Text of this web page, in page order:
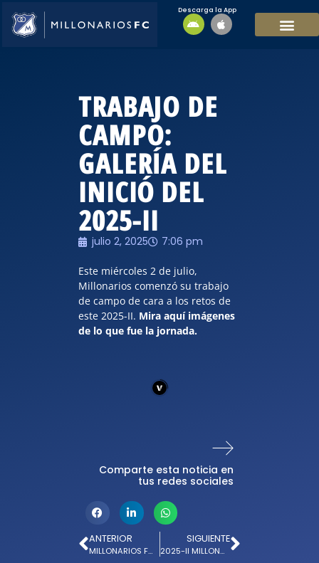
Descarga la App
TRABAJO DE
CAMPO:
GALERÍA DEL
INICIÓ DEL
2025-II
julio 2, 2025 7:06 pm
Este miércoles 2 de julio,
Millonarios comenzó su trabajo
de campo de cara a los retos de
este 2025-II. Mira aquí imágenes
de lo que fue la jornada.
Comparte esta noticia en
tus redes sociales
ANTERIOR
MILLONARIOS FC: DÍA DE INCLUSIÓN PARA NIÑOS EN EL CAMPÍN
SIGUIENTE
2025-II MILLONARIOS FC COMENZÓ SU TRABAJO DE CAMPO